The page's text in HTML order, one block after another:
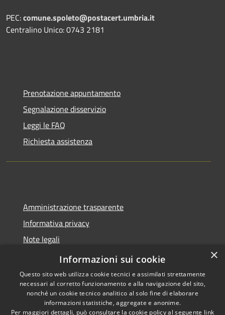
PEC:comune.spoleto@postacert.umbria.it
Centralino Unico: 0743 2181
Prenotazione appuntamento
Segnalazione disservizio
Leggi le FAQ
Richiesta assistenza
Amministrazione trasparente
Informativa privacy
Note legali
Dichiarazione di accessibilità
Copyright © 2026 • Comune di
×
Informazioni sui cookie
Questo sito web utilizza cookie tecnici e assimilati strettamente
necessari al corretto funzionamento e alla navigazione del sito,
nonché un cookie tecnico analitico al solo fine di elaborare
informazioni statistiche, aggregate e anonime.
Per maggiori dettagli, può consultare la cookie policy al seguente link